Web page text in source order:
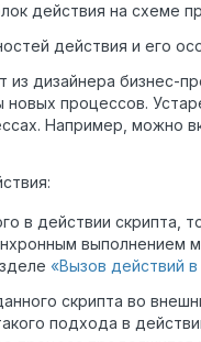
действия на схеме
действия и его
дизайнера бизнес-
новых процессов.
Например, можно
в действии скрипта,
выполнением
«Вызов действий в
скрипта во
подхода в